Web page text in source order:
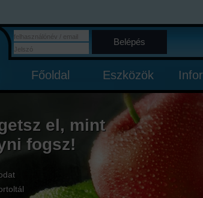
Belépés
Főoldal Eszközök
el, mint
fogsz!